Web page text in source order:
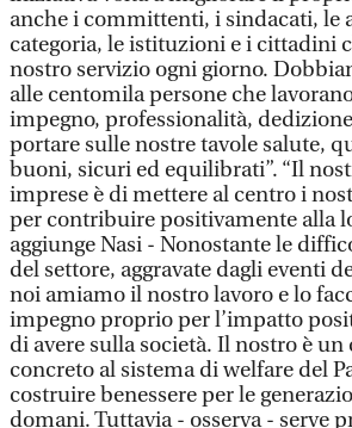
anche i committenti, i sindacati, le
categoria, le istituzioni e i cittadini
nostro servizio ogni giorno.
alle centomila persone che
impegno, professionalità,
portare sulle nostre tavole salute,
buoni, sicuri ed equilibrati”. “Il
imprese è di mettere al centro i
per contribuire positivamente alla
aggiunge Nasi - Nonostante le
del settore, aggravate dagli eventi
noi amiamo il nostro lavoro e lo
impegno proprio per l’impatto
di avere sulla società. Il nostro è
concreto al sistema di welfare del
costruire benessere per le
domani. Tuttavia - osserva - serve